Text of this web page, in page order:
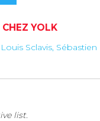
YOLK
Sclavis, Sébastien
list.